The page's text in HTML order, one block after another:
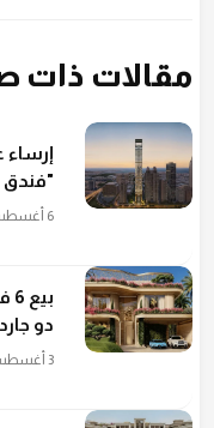
مقالات ذات
"فندق
6 أغسطس 2026
دو
3 أغسطس 2026